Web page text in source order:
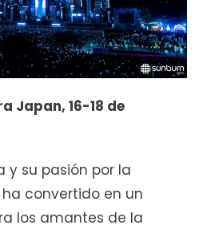
Japan, 16-18 de
y su pasión por la
convertido en un
los amantes de la